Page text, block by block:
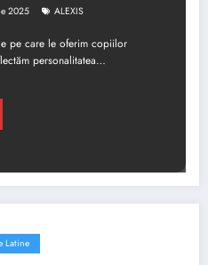
2025 ALEXIS
pe care le oferim copiilor
personalitatea…
Latine